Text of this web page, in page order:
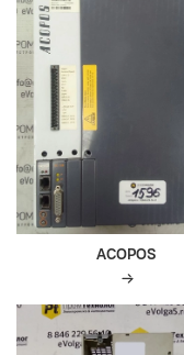
ACOPOS